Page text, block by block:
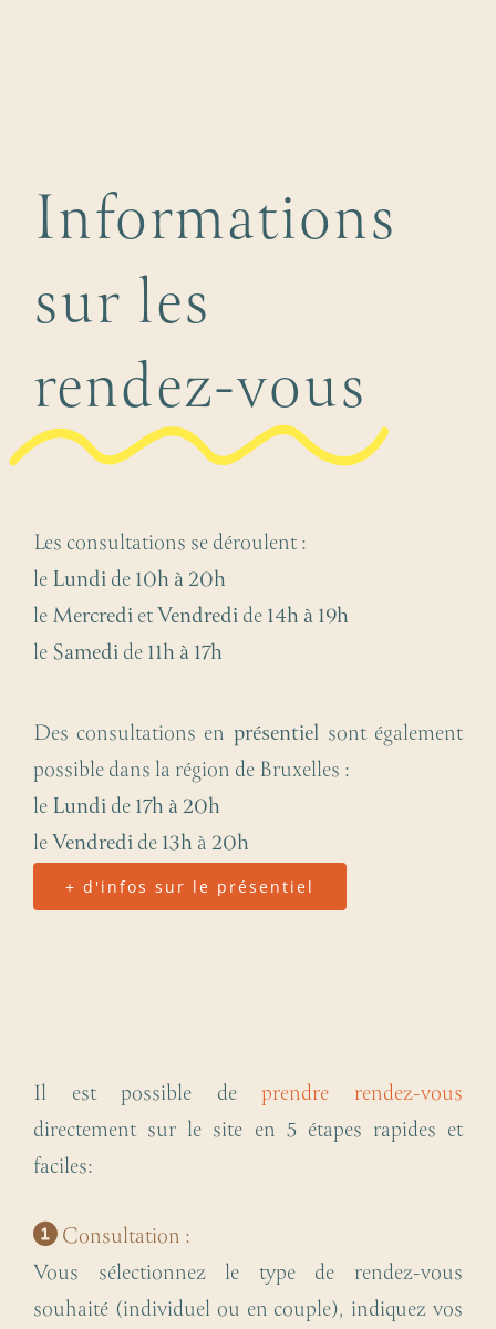
Informations
sur les
rendez-vous
Les consultations se déroulent :
leLundide10h à 20h
leMercredietVendredide14h à 19h
leSamedide11h à 17h
Des consultations en présentiel sont également
possible dans la région de Bruxelles :
leLundide17h à20h
leVendredide13h à20h
+ d'infos sur le présentiel
Il est possible de prendre rendez-vous
directement sur le site en 5 étapes rapides et
faciles:
Consultation :
Vous sélectionnez le type de rendez-vous
souhaité (individuel ou en couple), indiquez vos